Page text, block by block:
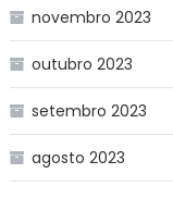
novembro 2023
outubro 2023
setembro 2023
agosto 2023